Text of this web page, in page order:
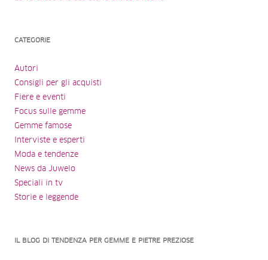
CATEGORIE
Autori
Consigli per gli acquisti
Fiere e eventi
Focus sulle gemme
Gemme famose
Interviste e esperti
Moda e tendenze
News da Juwelo
Speciali in tv
Storie e leggende
IL BLOG DI TENDENZA PER GEMME E PIETRE PREZIOSE